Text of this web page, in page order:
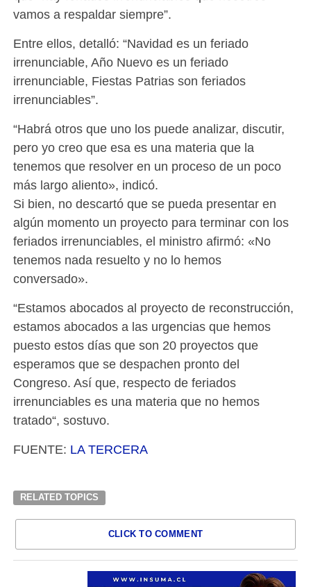
vamos a respaldar siempre”.
Entre ellos, detalló: “Navidad es un feriado
irrenunciable, Año Nuevo es un feriado
irrenunciable, Fiestas Patrias son feriados
irrenunciables”.
“Habrá otros que uno los puede analizar, discutir,
pero yo creo que esa es una materia que la
tenemos que resolver en un proceso de un poco
más largo aliento», indicó.
Si bien, no descartó que se pueda presentar en
algún momento un proyecto para terminar con los
feriados irrenunciables, el ministro afirmó: «No
tenemos nada resuelto y no lo hemos
conversado».
“Estamos abocados al proyecto de reconstrucción,
estamos abocados a las urgencias que hemos
puesto estos días que son 20 proyectos que
esperamos que se despachen pronto del
Congreso. Así que, respecto de feriados
irrenunciables es una materia que no hemos
tratado“, sostuvo.
FUENTE: LA TERCERA
RELATED TOPICS
CLICK TO COMMENT